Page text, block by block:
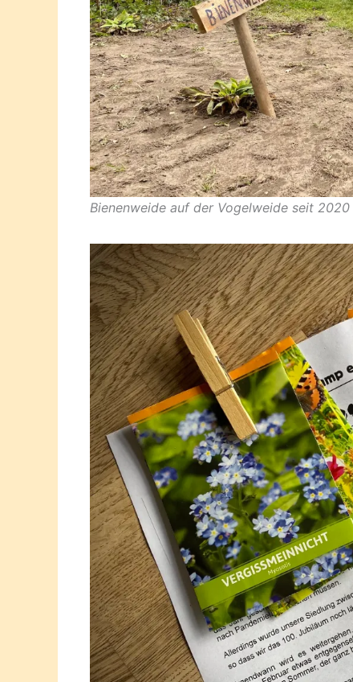
Bienenweide auf der Vogelweide seit 2020